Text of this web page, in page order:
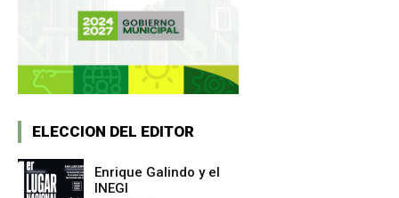
ELECCION DEL EDITOR
Enrique Galindo y el
INEGI